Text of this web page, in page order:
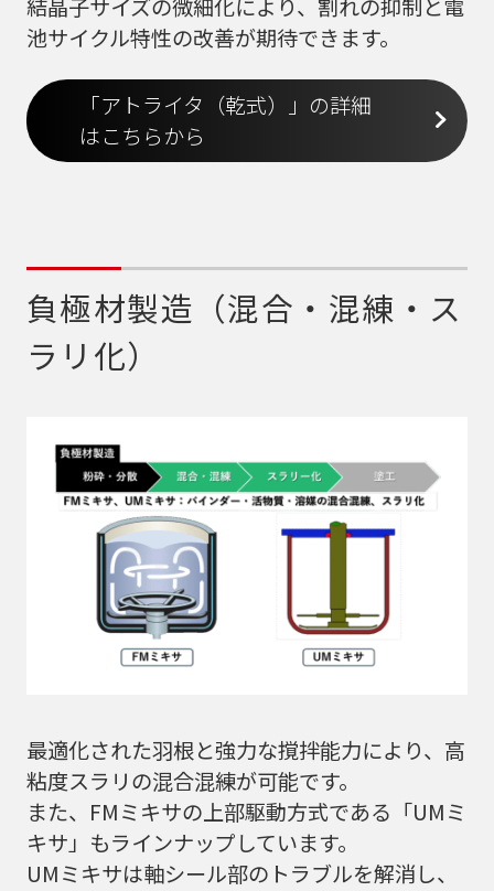
結晶子サイズの微細化により、割れの抑制と電
池サイクル特性の改善が期待できます。
「アトライタ（乾式）」の詳細
はこちらから
負極材製造（混合・混練・ス
ラリ化）
最適化された羽根と強力な撹拌能力により、高
粘度スラリの混合混練が可能です。
また、FMミキサの上部駆動方式である「UMミ
キサ」もラインナップしています。
UMミキサは軸シール部のトラブルを解消し、